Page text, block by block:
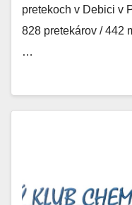
pretekoch v Debici v
828 pretekárov / 442
…